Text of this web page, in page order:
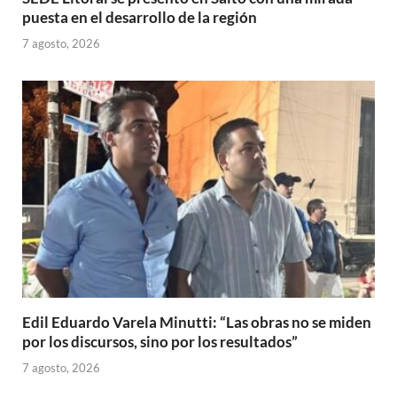
puesta en el desarrollo de la región
7 agosto, 2026
Edil Eduardo Varela Minutti: “Las obras no se miden
por los discursos, sino por los resultados”
7 agosto, 2026